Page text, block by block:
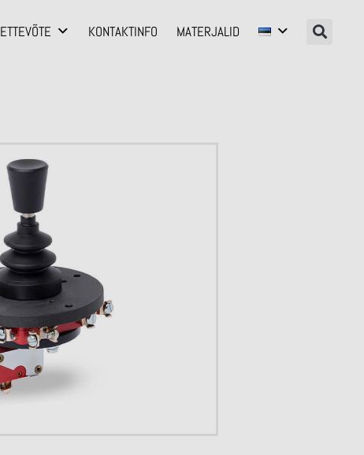
ETTEVÕTE KONTAKTINFO MATERJALID